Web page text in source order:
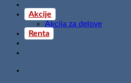
Akcije
Akcija za delove
Renta